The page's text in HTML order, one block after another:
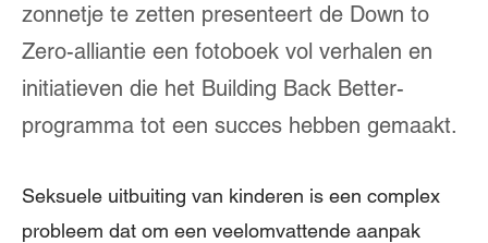
zonnetje te zetten presenteert de Down to
Zero-alliantie een fotoboek vol verhalen en
initiatieven die het Building Back Better-
programma tot een succes hebben gemaakt.
Seksuele uitbuiting van kinderen is een complex
probleem dat om een veelomvattende aanpak